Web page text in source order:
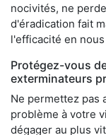
nocivités, ne
d'éradication fait
l'efficacité en
Protégez-vous
exterminateurs
Ne permettez pas
problème à votre
dégager au plus